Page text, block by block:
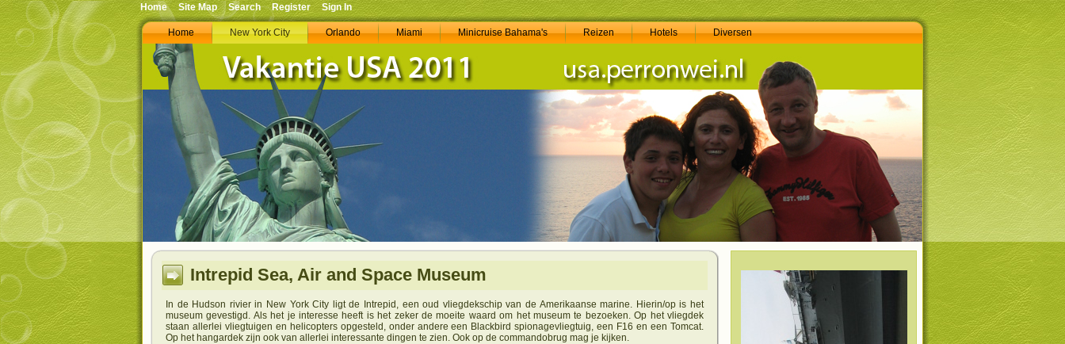
Home New York City Orlando Miami Minicruise Bahama's Reizen Hotels Diversen
Intrepid Sea, Air and Space Museum
In de Hudson rivier in New York City ligt de Intrepid, een oud vliegdekschip van de Amerikaanse marine. Hierin/op is het
museum gevestigd. Als het je interesse heeft is het zeker de moeite waard om het museum te bezoeken. Op het vliegdek
staan allerlei vliegtuigen en helicopters opgesteld, onder andere een Blackbird spionagevliegtuig, een F16 en een Tomcat.
Op het hangardek zijn ook van allerlei interessante dingen te zien. Ook op de commandobrug mag je kijken.
Home Site Map Search Register Sign In